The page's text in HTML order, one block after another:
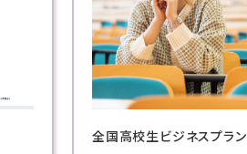
全国高校生ビジネスプラン